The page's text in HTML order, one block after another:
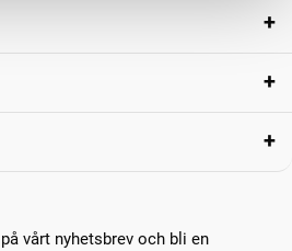
vårt nyhetsbrev och bli en